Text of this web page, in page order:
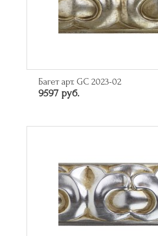
Багет арт. GC 2023-02
9597 руб.